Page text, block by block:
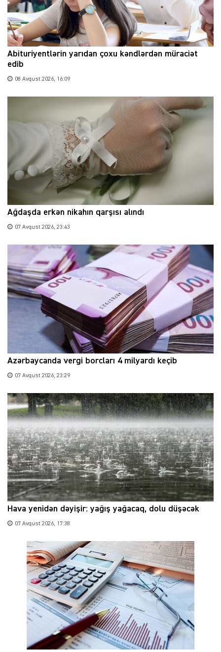
Abituriyentlərin yarıdan çoxu kəndlərdən müraciət
edib
08 Avqust 2026, 16:09
Ağdaşda erkən nikahın qarşısı alındı
07 Avqust 2026, 23:43
Azərbaycanda vergi borcları 4 milyardı keçib
07 Avqust 2026, 23:29
Hava yenidən dəyişir: yağış yağacaq, dolu düşəcək
07 Avqust 2026, 17:38